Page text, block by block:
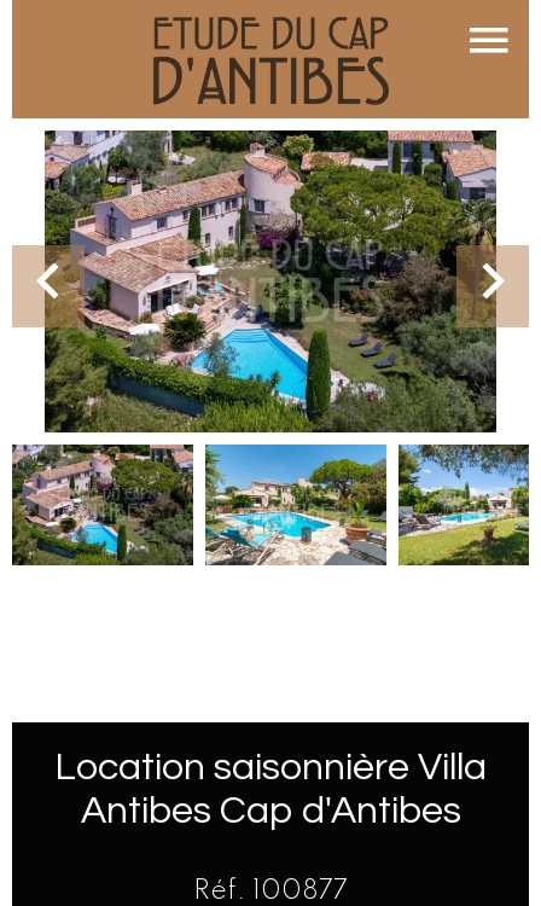
Location saisonnière Villa
Antibes Cap d'Antibes
Réf. 100877